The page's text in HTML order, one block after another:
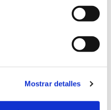
Mostrar detalles
online